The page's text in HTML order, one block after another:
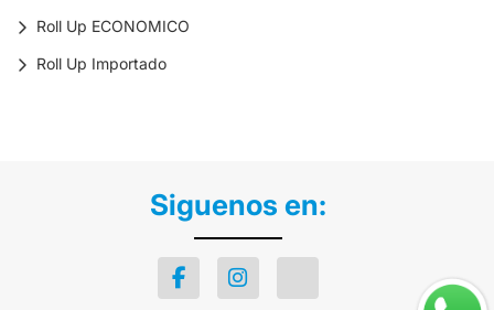
Roll Up ECONOMICO
Roll Up Importado
Siguenos en: